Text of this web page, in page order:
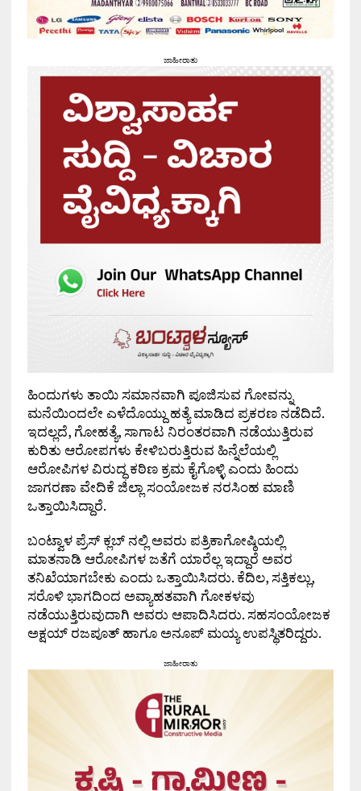
ಜಾಹೀರಾತು
ಹಿಂದುಗಳು ತಾಯಿ ಸಮಾನವಾಗಿ ಪೂಜಿಸುವ ಗೋವನ್ನು
ಮನೆಯಿಂದಲೇ ಎಳೆದೊಯ್ದು ಹತ್ಯೆ ಮಾಡಿದ ಪ್ರಕರಣ ನಡೆದಿದೆ.
ಇದಲ್ಲದೆ, ಗೋಹತ್ಯೆ, ಸಾಗಾಟ ನಿರಂತರವಾಗಿ ನಡೆಯುತ್ತಿರುವ
ಕುರಿತು ಆರೋಪಗಳು ಕೇಳಿಬರುತ್ತಿರುವ ಹಿನ್ನೆಲೆಯಲ್ಲಿ
ಆರೋಪಿಗಳ ವಿರುದ್ಧ ಕಠಿಣ ಕ್ರಮ ಕೈಗೊಳ್ಳಿ ಎಂದು ಹಿಂದು
ಜಾಗರಣಾ ವೇದಿಕೆ ಜಿಲ್ಲಾ ಸಂಯೋಜಕ ನರಸಿಂಹ ಮಾಣಿ
ಒತ್ತಾಯಿಸಿದ್ದಾರೆ.
ಬಂಟ್ವಾಳ ಪ್ರೆಸ್ ಕ್ಲಬ್ ನಲ್ಲಿ ಅವರು ಪತ್ರಿಕಾಗೋಷ್ಠಿಯಲ್ಲಿ
ಮಾತನಾಡಿ ಆರೋಪಿಗಳ ಜತೆಗೆ ಯಾರೆಲ್ಲ ಇದ್ದಾರೆ ಅವರ
ತನಿಖೆಯಾಗಬೇಕು ಎಂದು ಒತ್ತಾಯಿಸಿದರು. ಕೆದಿಲ, ಸತ್ತಿಕಲ್ಲು,
ಸರೊಳಿ ಭಾಗದಿಂದ ಅವ್ಯಾಹತವಾಗಿ ಗೋಕಳವು
ನಡೆಯುತ್ತಿರುವುದಾಗಿ ಅವರು ಆಪಾದಿಸಿದರು. ಸಹಸಂಯೋಜಕ
ಅಕ್ಷಯ್ ರಜಪೂತ್ ಹಾಗೂ ಅನೂಪ್ ಮಯ್ಯ ಉಪಸ್ಥಿತರಿದ್ದರು.
ಜಾಹೀರಾತು